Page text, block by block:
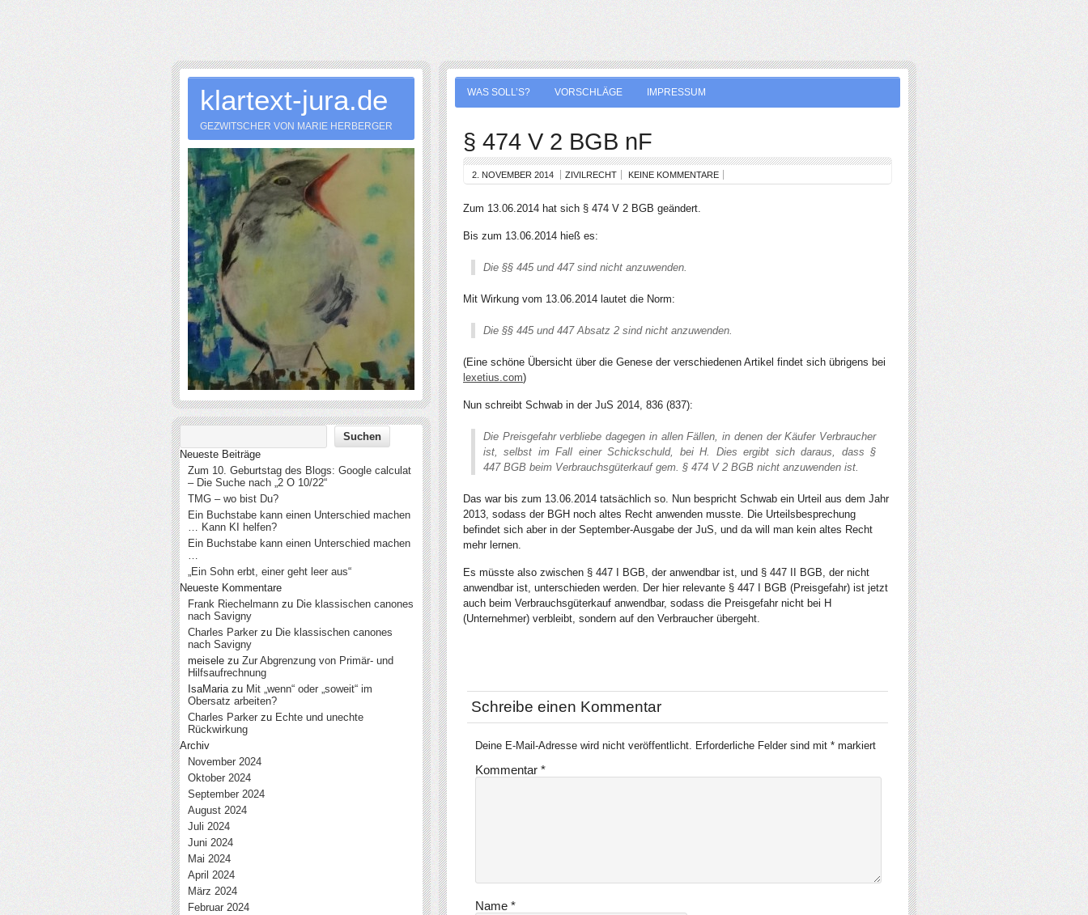
WAS SOLL’S? VORSCHLÄGE IMPRESSUM
§ 474 V 2 BGB nF
2. NOVEMBER 2014 ZIVILRECHT KEINE KOMMENTARE
Zum 13.06.2014 hat sich § 474 V 2 BGB geändert.
Bis zum 13.06.2014 hieß es:
Die §§ 445 und 447 sind nicht anzuwenden.
Mit Wirkung vom 13.06.2014 lautet die Norm:
Die §§ 445 und 447 Absatz 2 sind nicht anzuwenden.
(Eine schöne Übersicht über die Genese der verschiedenen Artikel findet sich übrigens bei
lexetius.com)
Nun schreibt Schwab in der JuS 2014, 836 (837):
Die Preisgefahrverbliebe dagegen in allen Fällen, in denen der Käufer Verbraucher
ist, selbst im Fall einer Schickschuld, bei H. Dies ergibt sich daraus, dass §
447 BGB beim Verbrauchsgüterkauf gem. § 474 V 2 BGB nicht anzuwenden ist.
Das war bis zum 13.06.2014 tatsächlich so. Nun bespricht Schwab ein Urteil aus dem Jahr
2013, sodass der BGH noch altes Recht anwenden musste. Die Urteilsbesprechung
befindet sich aber in der September-Ausgabe der JuS, und da will man kein altes Recht
mehr lernen.
Es müsste also zwischen § 447 I BGB, der anwendbar ist, und § 447 II BGB, der nicht
anwendbar ist, unterschieden werden. Der hier relevante § 447 I BGB (Preisgefahr) ist jetzt
auch beim Verbrauchsgüterkauf anwendbar, sodass die Preisgefahr nicht bei H
(Unternehmer) verbleibt, sondern auf den Verbraucher übergeht.
Schreibe einen Kommentar
Deine E-Mail-Adresse wird nicht veröffentlicht. Erforderliche Felder sind mit * markiert
Kommentar *
Name *
klartext-jura.de
GEZWITSCHER VON MARIE HERBERGER
Neueste Beiträge
Zum 10. Geburtstag des Blogs: Google calculat
– Die Suche nach „2 O 10/22“
TMG – wo bist Du?
Ein Buchstabe kann einen Unterschied machen
… Kann KI helfen?
Ein Buchstabe kann einen Unterschied machen
…
„Ein Sohn erbt, einer geht leer aus“
Neueste Kommentare
Frank Riechelmann zu Die klassischen canones
nach Savigny
Charles Parker zu Die klassischen canones
nach Savigny
meisele zu Zur Abgrenzung von Primär- und
Hilfsaufrechnung
IsaMariazu Mit „wenn“ oder „soweit“ im
Obersatz arbeiten?
Charles Parker zu Echte und unechte
Rückwirkung
Archiv
November 2024
Oktober 2024
September 2024
August 2024
Juli 2024
Juni 2024
Mai 2024
April 2024
März 2024
Februar 2024